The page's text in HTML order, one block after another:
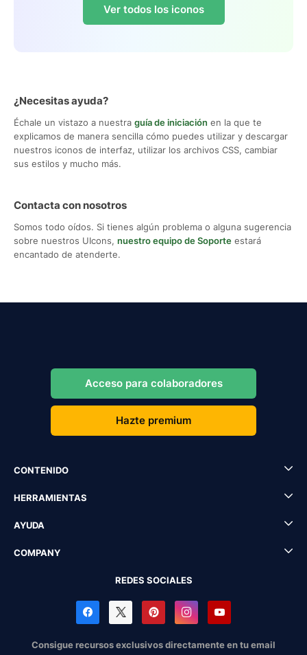
Ver todos los iconos
¿Necesitas ayuda?
Échale un vistazo a nuestra guía de iniciación en la que te
explicamos de manera sencilla cómo puedes utilizar y descargar
nuestros iconos de interfaz, utilizar los archivos CSS, cambiar
sus estilos y mucho más.
Contacta con nosotros
Somos todo oídos. Si tienes algún problema o alguna sugerencia
sobre nuestros UIcons, nuestro equipo de Soporte estará
encantado de atenderte.
Acceso para colaboradores
Hazte premium
CONTENIDO
HERRAMIENTAS
AYUDA
COMPANY
REDES SOCIALES
Consigue recursos exclusivos directamente en tu email